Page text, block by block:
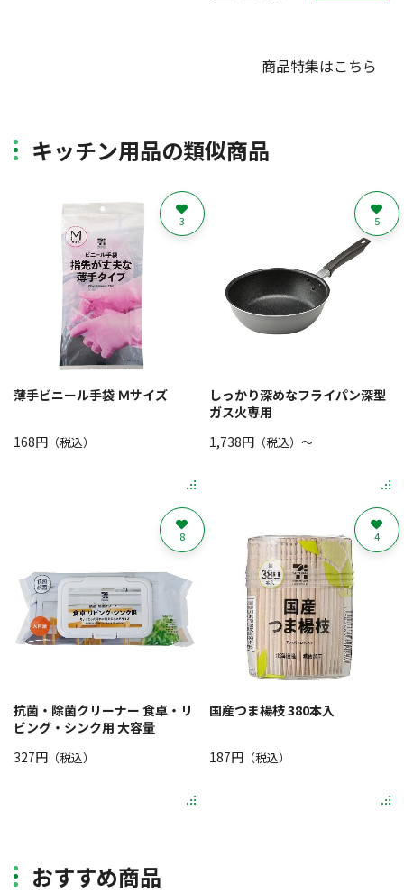
商品特集はこちら
キッチン用品の類似商品
薄手ビニール手袋 Ｍサイズ
168円 （税込）
3
しっかり深めなフライパン深型
ガス火専用
1,738円（税込）〜
5
抗菌・除菌クリーナー 食卓・リ
ビング・シンク用 大容量
327円 （税込）
8
国産つま楊枝 380本入
187円（税込）
4
おすすめ商品